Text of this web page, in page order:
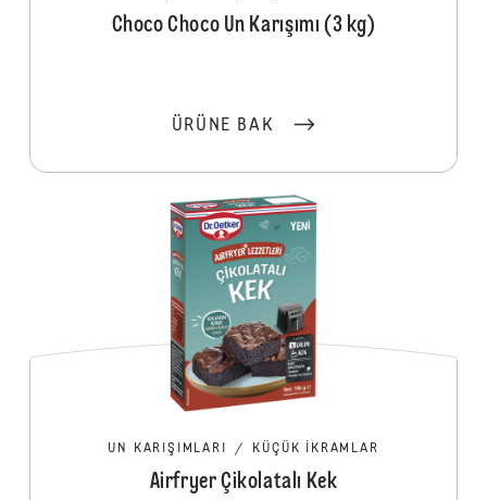
Choco Choco Un Karışımı (3 kg)
ÜRÜNE BAK
UN KARIŞIMLARI / KÜÇÜK İKRAMLAR
Airfryer Çikolatalı Kek